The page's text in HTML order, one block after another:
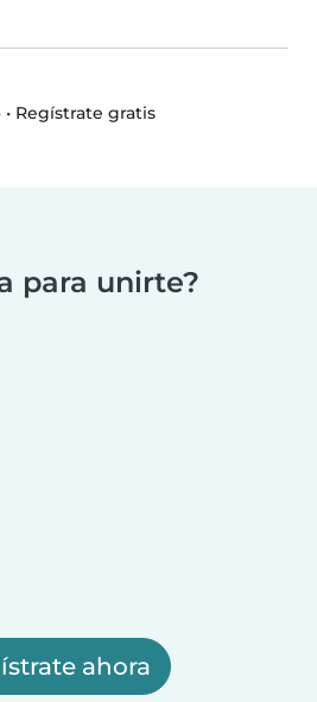
• Regístrate gratis
para unirte?
ahora